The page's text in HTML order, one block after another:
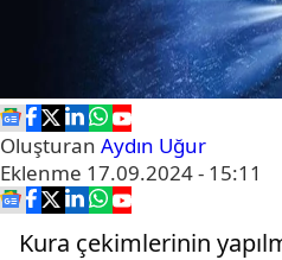
Oluşturan Aydın Uğur
Eklenme 17.09.2024 - 15:11
Kura çekimlerinin